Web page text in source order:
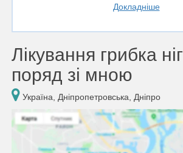
Докладніше
Лікування грибка
поряд зі мною
Україна, Дніпропетровська, Дніпро